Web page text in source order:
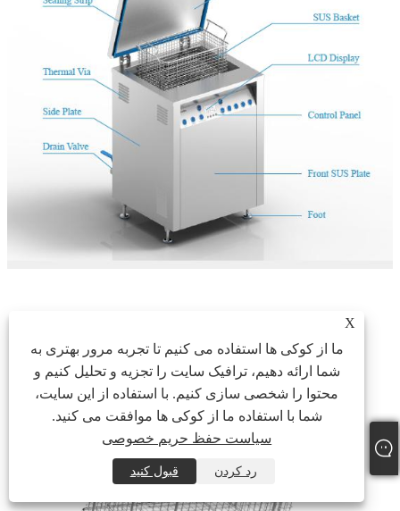
X
ما از کوکی ها استفاده می کنیم تا تجربه مرور بهتری به
شما ارائه دهیم، ترافیک سایت را تجزیه و تحلیل کنیم و
محتوا را شخصی سازی کنیم. با استفاده از این سایت،
شما با استفاده ما از کوکی ها موافقت می کنید.
سیاست حفظ حریم خصوصی
رد کردن قبول کنید